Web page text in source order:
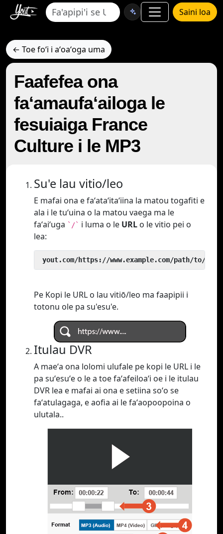
Saini loa
← Toe foʻi i aʻoaʻoga uma
Faafefea ona
faʻamaufaʻailoga le
fesuiaiga France
Culture i le MP3
Su'e lau vitio/leo
E mafai ona e faʻataʻitaʻiina la matou togafiti e
ala i le tuʻuina o la matou vaega ma le
faʻaiʻuga `/` i luma o le URL o le vitio pei o
lea:
yout.com/https://www.example.com/path/to/
Pe Kopi le URL o lau vitiō/leo ma faapipii i
totonu ole pa su'esu'e.
Itulau DVR
A maeʻa ona lolomi ulufale pe kopi le URL i le
pa suʻesuʻe o le a toe faʻafeiloaʻi oe i le itulau
DVR lea e mafai ai ona e setiina soʻo se
faʻatulagaga, e aofia ai le faʻaopoopoina o
ulutala..